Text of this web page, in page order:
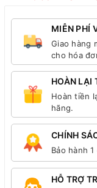
MIỄN PHÍ
Giao hàng
cho hóa
HOÀN LẠI
Hoàn tiền
hãng.
CHÍNH
Bảo hành
HỖ TRỢ